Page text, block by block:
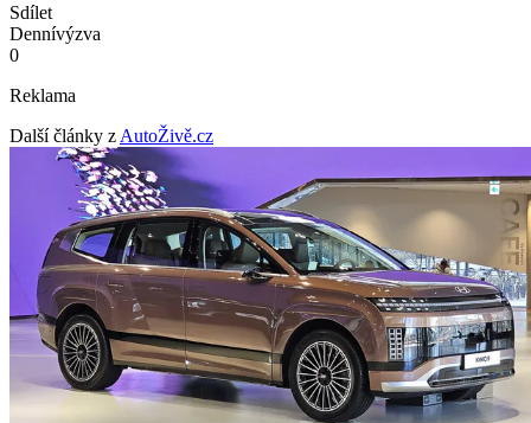
Sdílet
Dennívýzva
0
Reklama
Další články z AutoŽivě.cz